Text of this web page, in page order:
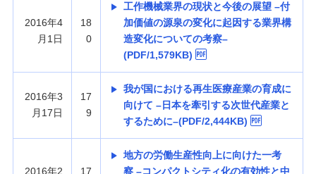
2016年4
月1日
18
0
工作機械業界の現状と今後の展望 –付
加価値の源泉の変化に起因する業界構
造変化についての考察–
(PDF/1,579KB)
2016年3
月17日
17
9
我が国における再生医療産業の育成に
向けて –日本を牽引する次世代産業と
するために–(PDF/2,444KB)
2016年2
17
地方の労働生産性向上に向けた一考
察 –コンパクトシティ化の有効性と中